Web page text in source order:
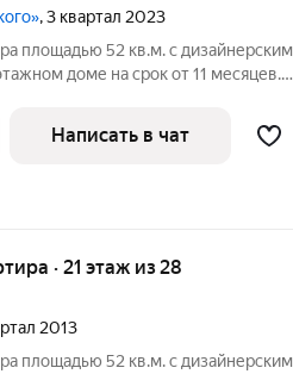
, 3 квартал 2023
площадью 52 кв.м. с дизайнерским
доме на срок от 11 месяцев.
Написать в чат
· 21 этаж из 28
2013
площадью 52 кв.м. с дизайнерским